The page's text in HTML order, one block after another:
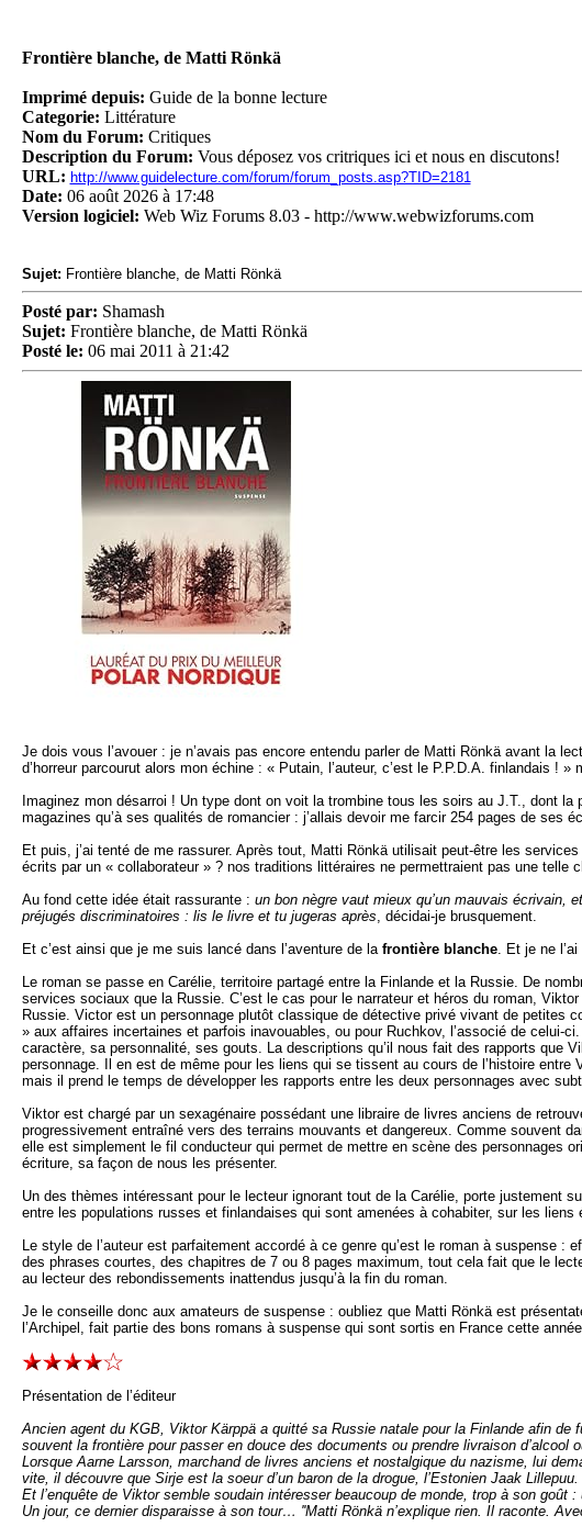
Frontière blanche, de Matti Rönkä
Imprimé depuis: Guide de la bonne lecture
Categorie: Littérature
Nom du Forum: Critiques
Description du Forum: Vous déposez vos critriques ici et nous en discutons!
URL: http://www.guidelecture.com/forum/forum_posts.asp?TID=2181
Date: 06 août 2026 à 17:48
Version logiciel: Web Wiz Forums 8.03 - http://www.webwizforums.com
Sujet: Frontière blanche, de Matti Rönkä
Posté par: Shamash
Sujet: Frontière blanche, de Matti Rönkä
Posté le: 06 mai 2011 à 21:42
Je dois vous l’avouer : je n’avais pas encore entendu parler de Matti Rönkä avant la
d’horreur parcourut alors mon échine : « Putain, l’auteur, c’est le P.P.D.A. finlandais !
Imaginez mon désarroi ! Un type dont on voit la trombine tous les soirs au J.T., dont
magazines qu’à ses qualités de romancier : j’allais devoir me farcir 254 pages de ses
Et puis, j’ai tenté de me rassurer. Après tout, Matti Rönkä utilisait peut-être les
écrits par un « collaborateur » ? nos traditions littéraires ne permettraient pas une
Au fond cette idée était rassurante : un bon nègre vaut mieux qu’un mauvais écrivain,
préjugés discriminatoires : lis le livre et tu jugeras après, décidai-je brusquement.
Et c’est ainsi que je me suis lancé dans l’aventure de la frontière blanche. Et je ne
Le roman se passe en Carélie, territoire partagé entre la Finlande et la Russie. De
services sociaux que la Russie. C’est le cas pour le narrateur et héros du roman,
Russie. Victor est un personnage plutôt classique de détective privé vivant de petites
» aux affaires incertaines et parfois inavouables, ou pour Ruchkov, l’associé de
caractère, sa personnalité, ses gouts. La descriptions qu’il nous fait des rapports que
personnage. Il en est de même pour les liens qui se tissent au cours de l’histoire entre
mais il prend le temps de développer les rapports entre les deux personnages avec
Viktor est chargé par un sexagénaire possédant une libraire de livres anciens de
progressivement entraîné vers des terrains mouvants et dangereux. Comme souvent
elle est simplement le fil conducteur qui permet de mettre en scène des personnages
écriture, sa façon de nous les présenter.
Un des thèmes intéressant pour le lecteur ignorant tout de la Carélie, porte justement
entre les populations russes et finlandaises qui sont amenées à cohabiter, sur les
Le style de l’auteur est parfaitement accordé à ce genre qu’est le roman à
des phrases courtes, des chapitres de 7 ou 8 pages maximum, tout cela fait que le
au lecteur des rebondissements inattendus jusqu’à la fin du roman.
Je le conseille donc aux amateurs de suspense : oubliez que Matti Rönkä est
l’Archipel, fait partie des bons romans à suspense qui sont sortis en France cette
Présentation de l’éditeur
Ancien agent du KGB, Viktor Kärppä a quitté sa Russie natale pour la Finlande afin
souvent la frontière pour passer en douce des documents ou prendre livraison d’alcool
Lorsque Aarne Larsson, marchand de livres anciens et nostalgique du nazisme, lui
vite, il découvre que Sirje est la soeur d’un baron de la drogue, l’Estonien Jaak Lillepuu.
Et l’enquête de Viktor semble soudain intéresser beaucoup de monde, trop à son
Un jour, ce dernier disparaisse à son tour… ''Matti Rönkä n’explique rien. Il raconte.